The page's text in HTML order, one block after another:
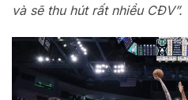
và sẽ thu hút rất nhiều CĐV”.